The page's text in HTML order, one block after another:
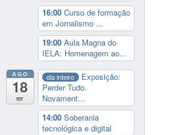
16:00 Curso de formação
em Jornalismo ...
19:00 Aula Magna do
IELA: Homenagem ao...
AGO
18
ter
dia inteiro
Exposição:
Perder Tudo.
Novament...
14:00 Soberania
tecnológica e digital